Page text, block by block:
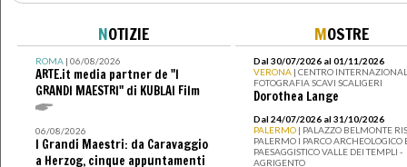
NOTIZIE
ROMA| 06/08/2026
ARTE.it media partner de "I
GRANDI MAESTRI" di KUBLAI Film
06/08/2026
I Grandi Maestri: da Caravaggio
a Herzog, cinque appuntamenti
MOSTRE
Dal 30/07/2026 al 01/11/2026
VERONA | CENTRO
FOTOGRAFIA SCAVI SCALIGERI
Dorothea Lange
Dal 24/07/2026 al 31/10/2026
PALERMO | PALAZZO BELMONTE
PALERMO I PARCO ARCHEOLOGICO
PAESAGGISTICO VALLE DEI TEMPLI -
AGRIGENTO